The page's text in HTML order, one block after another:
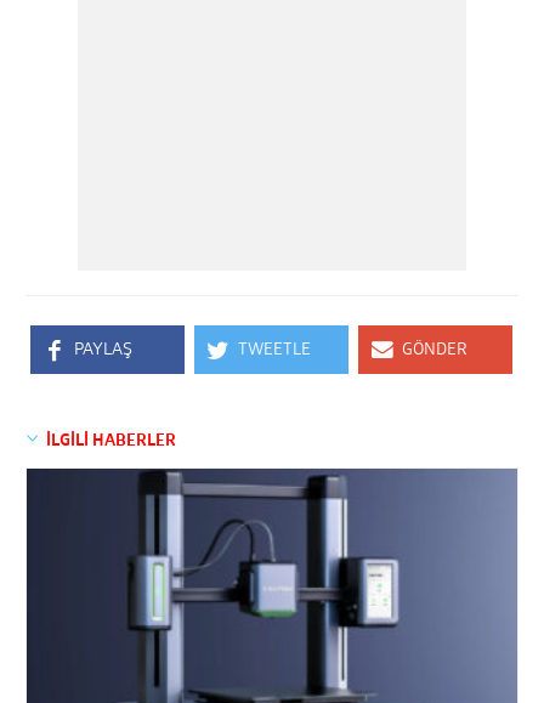
PAYLAŞ TWEETLE GÖNDER
İLGİLİ HABERLER